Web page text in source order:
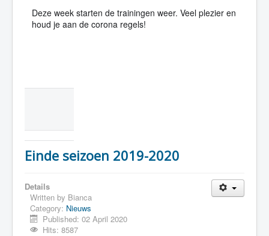
Deze week starten de trainingen weer. Veel plezier en
houd je aan de corona regels!
Einde seizoen 2019-2020
Details
Written by Bianca
Category: Nieuws
Published: 02 April 2020
Hits: 8587